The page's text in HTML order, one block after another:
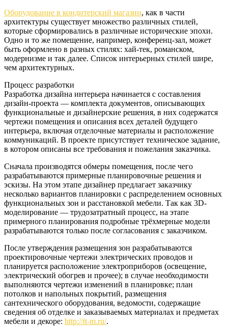
Оборудование в кондитерский магазин, как в части
архитектуры существует множество различных стилей,
которые сформировались в различные исторические эпохи.
Одно и то же помещение, например, конференц-зал, может
быть оформлено в разных стилях: хай-тек, романском,
модернизме и так далее. Список интерьерных стилей шире,
чем архитектурных.
Процесс разработки
Разработка дизайна интерьера начинается с составления
дизайн-проекта — комплекта документов, описывающих
функциональные и дизайнерские решения, в них содержатся
чертежи помещения и описания всех деталей будущего
интерьера, включая отделочные материалы и расположение
коммуникаций. В проекте присутствует техническое задание,
в котором описаны все требования и пожелания заказчика.
Сначала производятся обмеры помещения, после чего
разрабатываются примерные планировочные решения и
эскизы. На этом этапе дизайнер предлагает заказчику
несколько вариантов планировки с распределением основных
функциональных зон и расстановкой мебели. Так как 3D-
моделирование — трудозатратный процесс, на этапе
примерного планирования подробные трёхмерные модели
разрабатываются только после согласования с заказчиком.
После утверждения размещения зон разрабатываются
проектировочные чертежи электрических проводов и
планируется расположение электроприборов (освещение,
электрический обогрев и прочее); в случае необходимости
выполняются чертежи изменений в планировке; план
потолков и напольных покрытий, размещения
сантехнического оборудования, ведомости, содержащие
сведения об отделке и заказываемых материалах и предметах
мебели и декоре: http://tt-m.ru/.